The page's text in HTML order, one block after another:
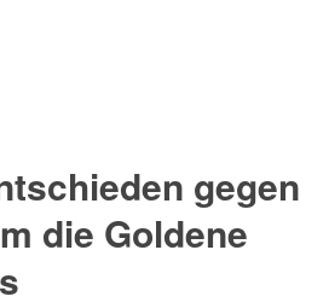
gegen
die Goldene